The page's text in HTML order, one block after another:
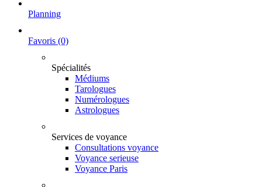
Planning
Favoris (0)
Spécialités
Médiums
Tarologues
Numérologues
Astrologues
Services de voyance
Consultations voyance
Voyance serieuse
Voyance Paris